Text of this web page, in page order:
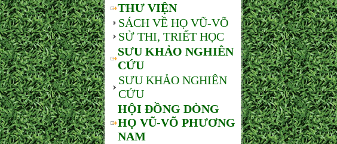
THƯ VIỆN
SÁCH VỀ HỌ VŨ-VÕ
SỬ THI, TRIẾT HỌC
SƯU KHẢO NGHIÊN
CỨU
SƯU KHẢO NGHIÊN
CỨU
HỘI ĐỒNG DÒNG
HỌ VŨ-VÕ PHƯƠNG
NAM